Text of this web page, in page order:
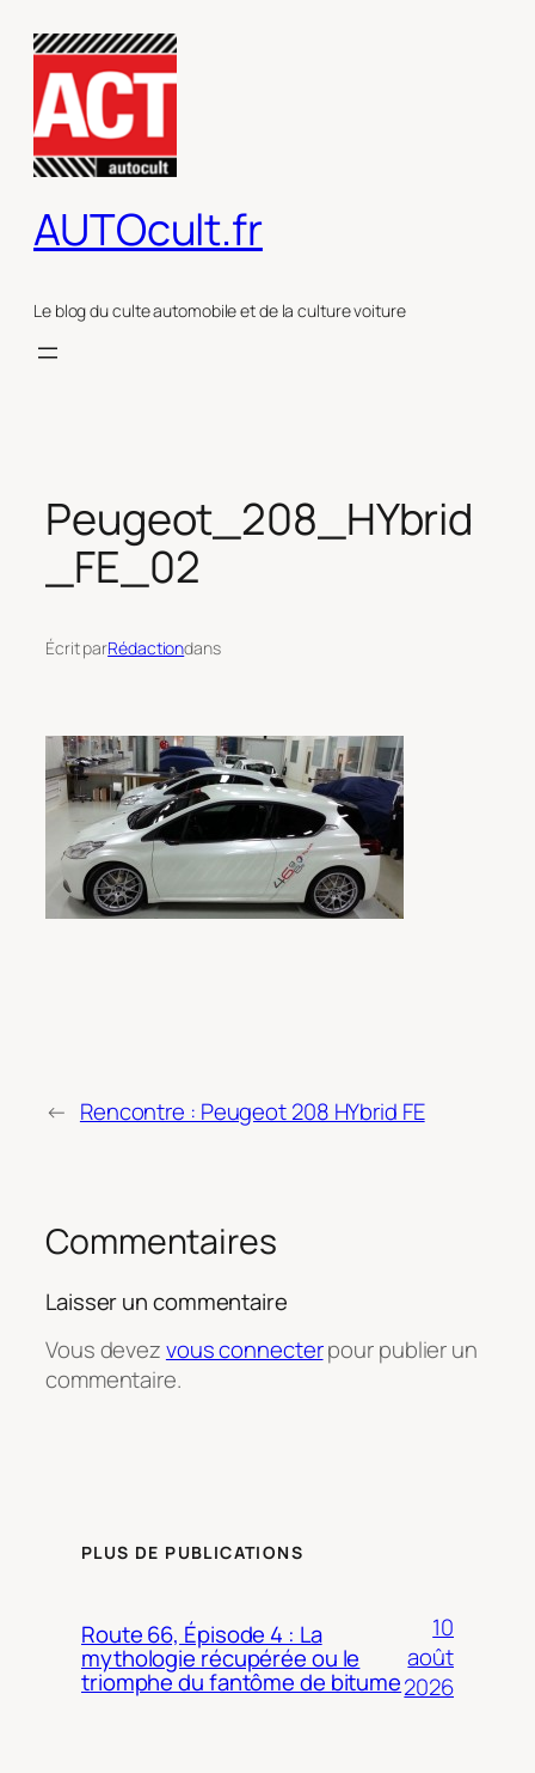
contenu
AUTOcult.fr
Le blog du culte automobile et de la culture voiture
Peugeot_208_HYbrid
_FE_02
Écrit parRédactiondans
← Rencontre : Peugeot 208 HYbrid FE
Commentaires
Laisser un commentaire
Vous devezvous connecterpour publier un
commentaire.
PLUS DE PUBLICATIONS
Route 66, Épisode 4 : La
mythologie récupérée ou le
triomphe du fantôme de bitume
10
août
2026